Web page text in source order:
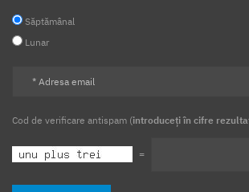
Săptămânal
Lunar
Cod de verificare antispam (introduceți în cifre
=